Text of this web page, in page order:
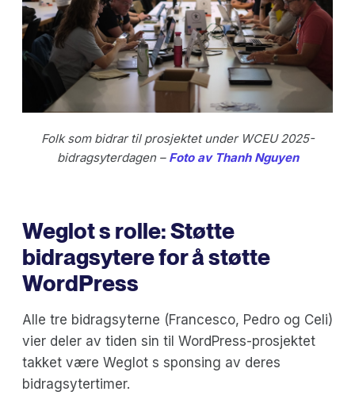
Folk som bidrar til prosjektet under WCEU 2025-
bidragsyterdagen – Foto av Thanh Nguyen
Weglot s rolle: Støtte
bidragsytere for å støtte
WordPress
Alle tre bidragsyterne (Francesco, Pedro og Celi)
vier deler av tiden sin til WordPress-prosjektet
takket være Weglot s sponsing av deres
bidragsytertimer.